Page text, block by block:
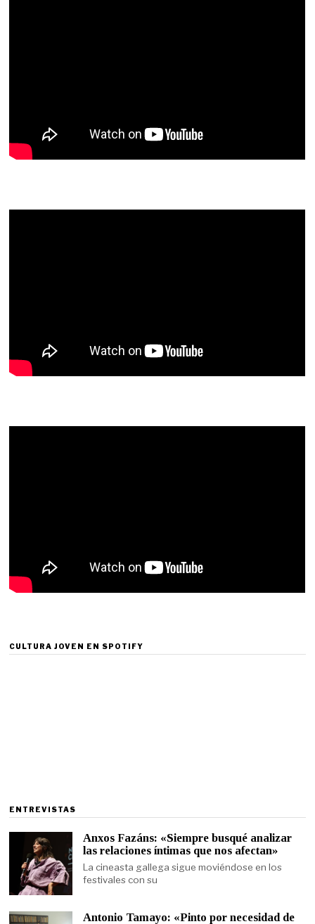
CULTURA JOVEN EN SPOTIFY
ENTREVISTAS
Anxos Fazáns: «Siempre busqué analizar
las relaciones íntimas que nos afectan»
La cineasta gallega sigue moviéndose en los
festivales con su
Antonio Tamayo: «Pinto por necesidad de